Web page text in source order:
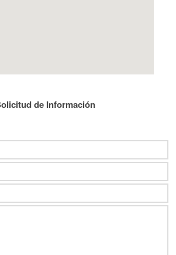
de Información